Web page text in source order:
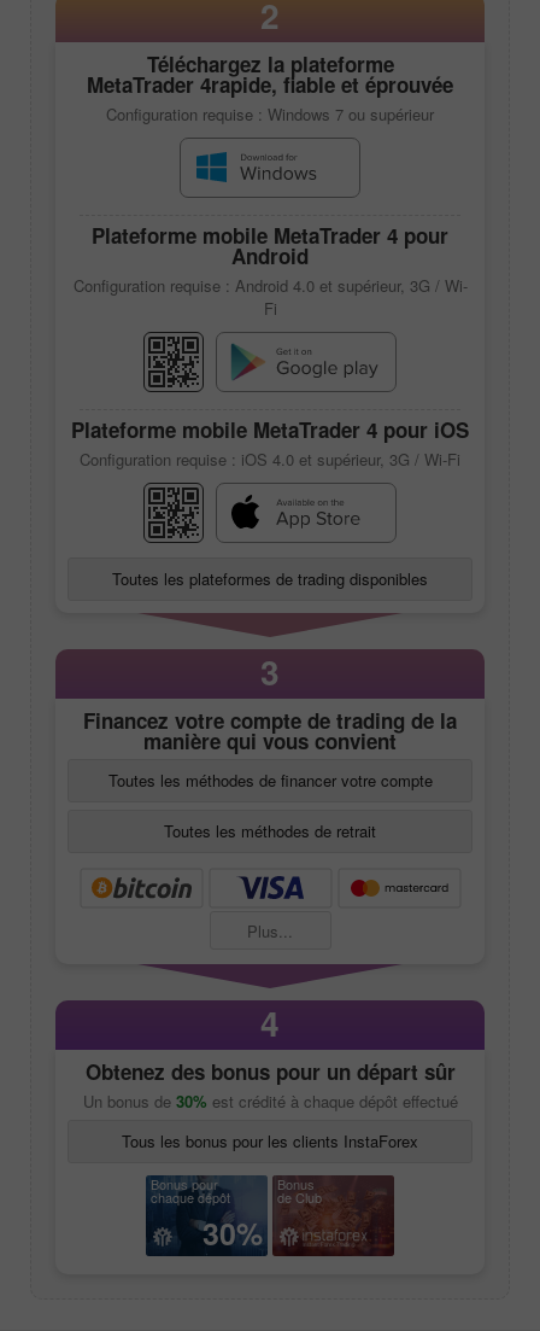
2
Téléchargez la plateforme
MetaTrader 4rapide, fiable et éprouvée
Configuration requise : Windows 7 ou supérieur
Plateforme mobile MetaTrader 4 pour
Android
Configuration requise : Android 4.0 et supérieur, 3G / Wi-
Fi
Plateforme mobile MetaTrader 4 pour iOS
Configuration requise : iOS 4.0 et supérieur, 3G / Wi-Fi
Toutes les plateformes de trading disponibles
3
Financez votre compte de trading de la
manière qui vous convient
Toutes les méthodes de financer votre compte
Toutes les méthodes de retrait
Plus...
4
Obtenez des bonus pour un départ sûr
Un bonus de 30% est crédité à chaque dépôt effectué
Tous les bonus pour les clients InstaForex
Bonus pour
chaque dépôt
30%
Bonus
de Club